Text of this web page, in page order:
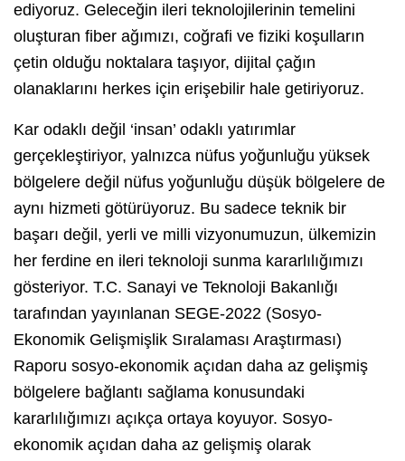
ediyoruz. Geleceğin ileri teknolojilerinin temelini
oluşturan fiber ağımızı, coğrafi ve fiziki koşulların
çetin olduğu noktalara taşıyor, dijital çağın
olanaklarını herkes için erişebilir hale getiriyoruz.
Kar odaklı değil ‘insan’ odaklı yatırımlar
gerçekleştiriyor, yalnızca nüfus yoğunluğu yüksek
bölgelere değil nüfus yoğunluğu düşük bölgelere de
aynı hizmeti götürüyoruz. Bu sadece teknik bir
başarı değil, yerli ve milli vizyonumuzun, ülkemizin
her ferdine en ileri teknoloji sunma kararlılığımızı
gösteriyor. T.C. Sanayi ve Teknoloji Bakanlığı
tarafından yayınlanan SEGE-2022 (Sosyo-
Ekonomik Gelişmişlik Sıralaması Araştırması)
Raporu sosyo-ekonomik açıdan daha az gelişmiş
bölgelere bağlantı sağlama konusundaki
kararlılığımızı açıkça ortaya koyuyor. Sosyo-
ekonomik açıdan daha az gelişmiş olarak